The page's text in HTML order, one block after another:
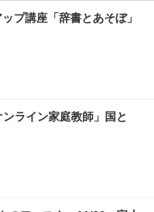
プ講座「辞書とあそぼ」
ライン家庭教師」国と